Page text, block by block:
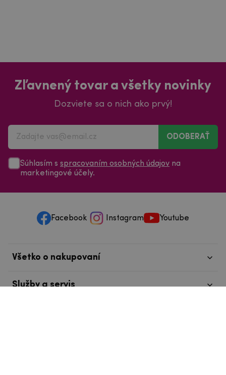
Zľavnený tovar a všetky novinky
Dozviete sa o nich ako prvý!
ODOBERAŤ
Súhlasím s spracovaním osobných údajov na
marketingové účely.
Facebook Instagram Youtube
Všetko o nakupovaní
Služby a servis